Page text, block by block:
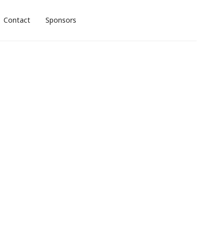
Contact Sponsors